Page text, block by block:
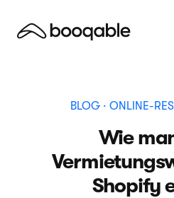
BLOG· ONLINE-
Wie
Shopify